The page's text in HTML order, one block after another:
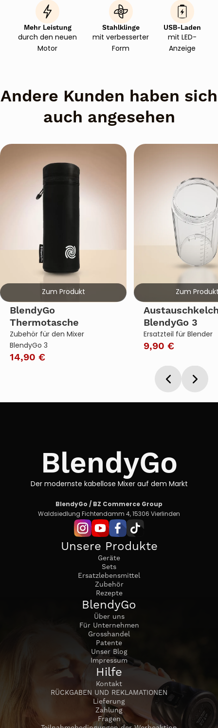
Mehr Leistung
durch den neuen
Motor
Stahlklinge
mit verbesserter
Form
USB-Laden
mit LED-
Anzeige
Andere Kunden haben sich
auch angesehen
BlendyGo
Thermotasche
Zubehör für den Mixer
BlendyGo 3
14,90 €
BlendyGo 3
Ersatzteil für Blender
9,90 €
BlendyGo
Der modernste kabellose Mixer auf dem Markt
BlendyGo / BZ Commerce Group
Waldsiedlung Fichtendamm 4, 15306 Vierlinden
Unsere Produkte
Geräte
Sets
Ersatzlebensmittel
Zubehör
Rezepte
BlendyGo
Über uns
Für Unternehmen
Grosshandel
Patente
Unser Blog
Impressum
Hilfe
Kontakt
RÜCKGABEN UND REKLAMATIONEN
Lieferung
Zahlung
Fragen